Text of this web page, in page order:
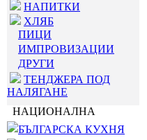
НАПИТКИ
ХЛЯБ
ПИЦИ
ИМПРОВИЗАЦИИ
ДРУГИ
ТЕНДЖЕРА ПОД
НАЛЯГАНЕ
НАЦИОНАЛНА
БЪЛГАРСКА КУХНЯ